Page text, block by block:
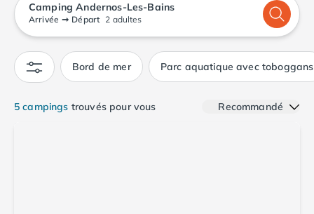
Camping Mont Saint Michel
Camping Bretagne
Camping Côtes d'Armor
Camping Erquy
Camping Saint-Cast-le-Guildo
Camping Benodet
Camping Andernos-Les-Bains
Arrivée ➞ Départ 2 adultes
Bord de mer Parc aquatique avec toboggans
5 campings trouvés pour vous Recommandé